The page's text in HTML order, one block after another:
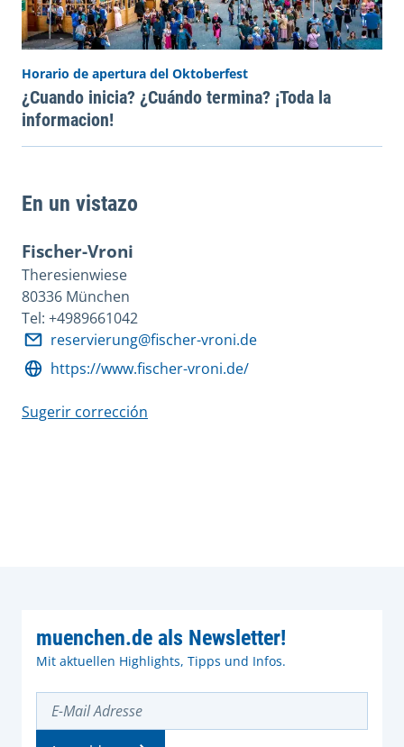
Horario de apertura del Oktoberfest
¿Cuando inicia? ¿Cuándo termina? ¡Toda la
informacion!
En un vistazo
Fischer-Vroni
Theresienwiese
80336 München
Tel: +4989661042
reservierung@fischer-vroni.de
https://www.fischer-vroni.de/
Sugerir corrección
muenchen.de als Newsletter!
Mit aktuellen Highlights, Tipps und Infos.